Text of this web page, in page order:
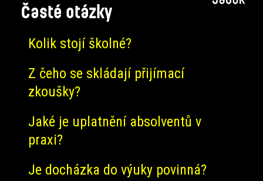
Časté otázky
Kolik stojí školné?
Z čeho se skládají přijímací
zkoušky?
Jaké je uplatnění absolventů v
praxi?
Je docházka do výuky povinná?